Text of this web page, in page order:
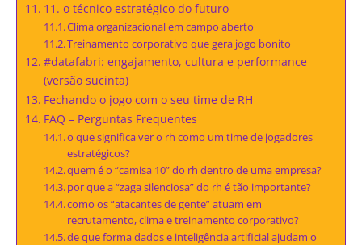
11. o técnico estratégico do futuro
Clima organizacional em campo aberto
Treinamento corporativo que gera jogo bonito
#datafabri: engajamento, cultura e performance
(versão sucinta)
Fechando o jogo com o seu time de RH
FAQ – Perguntas Frequentes
o que significa ver o rh como um time de jogadores
estratégicos?
quem é o “camisa 10” do rh dentro de uma empresa?
por que a “zaga silenciosa” do rh é tão importante?
como os “atacantes de gente” atuam em
recrutamento, clima e treinamento corporativo?
de que forma dados e inteligência artificial ajudam o